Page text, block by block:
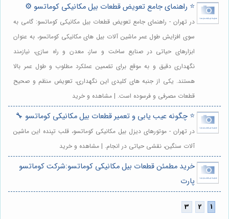
⭐️ راهنمای جامع تعویض قطعات بیل مکانیکی کوماتسو ⚙️
در تهران - راهنمای جامع تعویض قطعات بیل مکانیکی کوماتسو: گامی به
سوی افزایش طول عمر ماشین آلات بیل های مکانیکی کوماتسو، به عنوان
ابزارهای حیاتی در صنایع ساخت و ساز، معدن و راه سازی، نیازمند
نگهداری دقیق و به موقع برای تضمین عملکرد مطلوب و طول عمر بالا
هستند. یکی از جنبه های کلیدی این نگهداری، تعویض منظم و صحیح
قطعات مصرفی و فرسوده است. | مشاهده و خرید
⭐️ چگونه عیب یابی و تعمیر قطعات بیل مکانیکی کوماتسو 🔧
در تهران - موتورهای دیزل بیل مکانیکی کوماتسو، قلب تپنده این ماشین
آلات سنگین، نقشی حیاتی در انجام. | مشاهده و خرید
خرید مطمئن قطعات بیل مکانیکی کوماتسو:شرکت کوماتسو
پارت